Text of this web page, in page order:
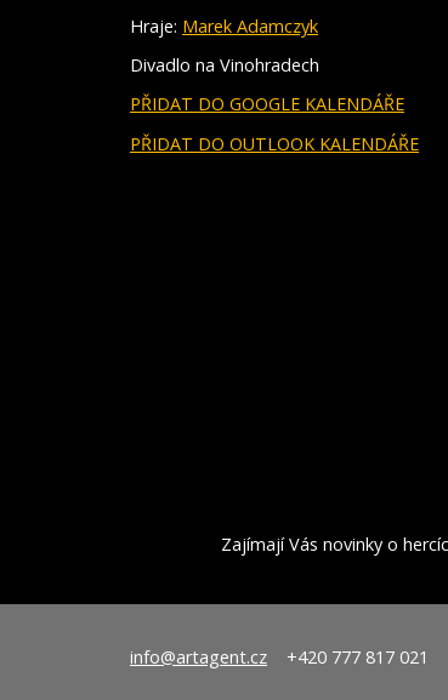
Hraje: Marek Adamczyk
Divadlo na Vinohradech
PŘIDAT DO GOOGLE KALENDÁŘE
PŘIDAT DO OUTLOOK KALENDÁŘE
Zajímají Vás novinky o
info@artagent.cz +420 777 817 021